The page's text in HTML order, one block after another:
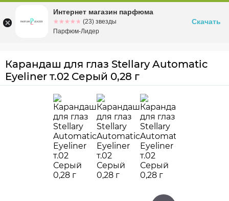
Омскул. Заозерная, 11, к. 1
Карандаш для глаз Stellary Automatic
Eyeliner т.02 Серый 0,28 г
Интернет магазин парфюма
☆☆☆☆☆
★★★★★ (23) звезды
Парфюм-Лидер
Скачать